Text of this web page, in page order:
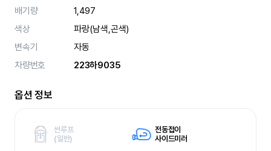
배기량
1,497
색상
파랑(남색,곤색)
변속기
자동
차량번호
223하9035
옵션 정보
썬루프
(일반)
전동접이
사이드미러